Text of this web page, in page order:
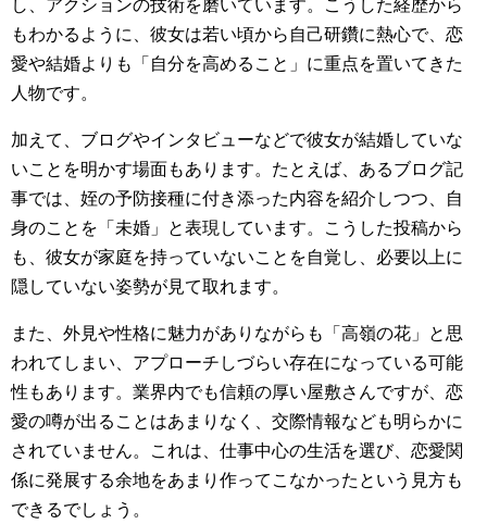
し、アクションの技術を磨いています。こうした経歴から
もわかるように、彼女は若い頃から自己研鑽に熱心で、恋
愛や結婚よりも「自分を高めること」に重点を置いてきた
人物です。
加えて、ブログやインタビューなどで彼女が結婚していな
いことを明かす場面もあります。たとえば、あるブログ記
事では、姪の予防接種に付き添った内容を紹介しつつ、自
身のことを「未婚」と表現しています。こうした投稿から
も、彼女が家庭を持っていないことを自覚し、必要以上に
隠していない姿勢が見て取れます。
また、外見や性格に魅力がありながらも「高嶺の花」と思
われてしまい、アプローチしづらい存在になっている可能
性もあります。業界内でも信頼の厚い屋敷さんですが、恋
愛の噂が出ることはあまりなく、交際情報なども明らかに
されていません。これは、仕事中心の生活を選び、恋愛関
係に発展する余地をあまり作ってこなかったという見方も
できるでしょう。